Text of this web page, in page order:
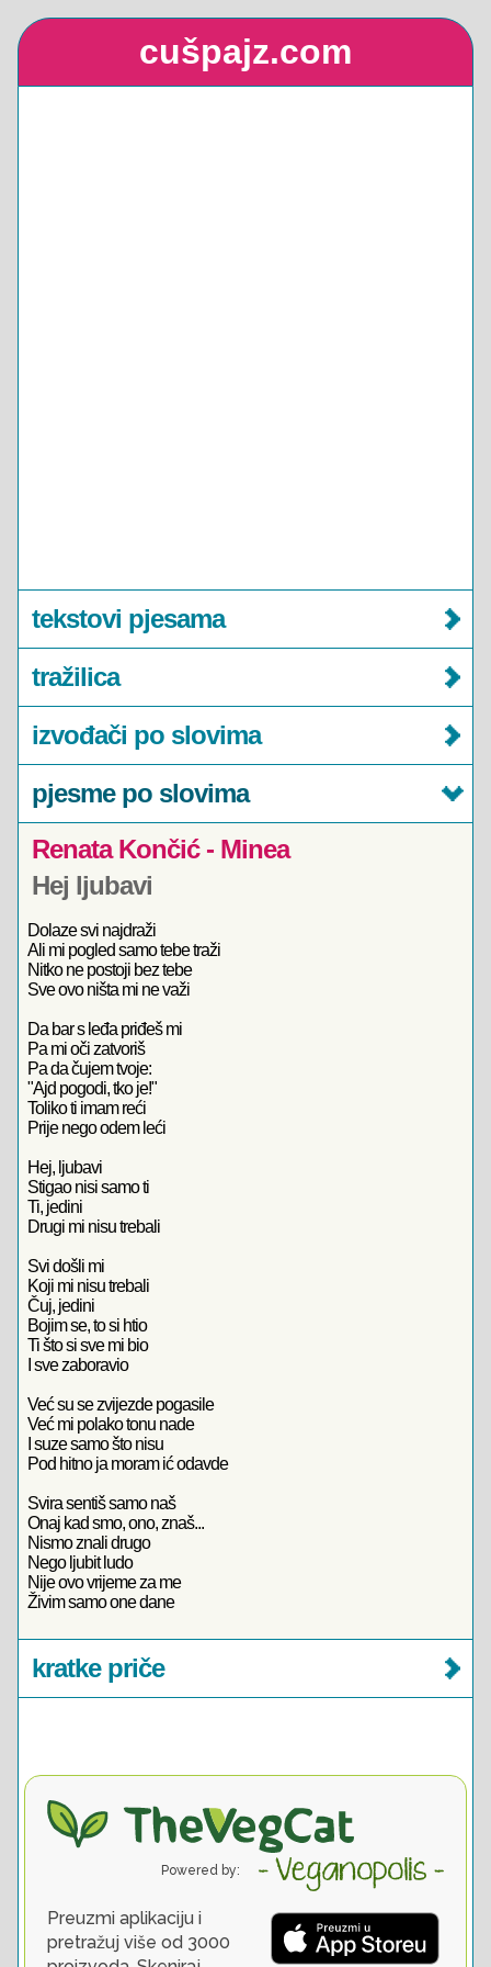
cušpajz.com
tekstovi pjesama
tražilica
izvođači po slovima
pjesme po slovima
Renata Končić - Minea
Hej ljubavi
Dolaze svi najdraži
Ali mi pogled samo tebe traži
Nitko ne postoji bez tebe
Sve ovo ništa mi ne važi
Da bar s leđa priđeš mi
Pa mi oči zatvoriš
Pa da čujem tvoje:
"Ajd pogodi, tko je!"
Toliko ti imam reći
Prije nego odem leći
Hej, ljubavi
Stigao nisi samo ti
Ti, jedini
Drugi mi nisu trebali
Svi došli mi
Koji mi nisu trebali
Čuj, jedini
Bojim se, to si htio
Ti što si sve mi bio
I sve zaboravio
Već su se zvijezde pogasile
Već mi polako tonu nade
I suze samo što nisu
Pod hitno ja moram ić odavde
Svira sentiš samo naš
Onaj kad smo, ono, znaš...
Nismo znali drugo
Nego ljubit ludo
Nije ovo vrijeme za me
Živim samo one dane
kratke priče